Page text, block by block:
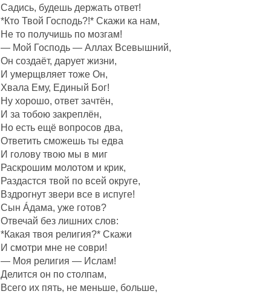
Садись, будешь держать ответ!
*Кто Твой Господь?!* Скажи ка нам,
Не то получишь по мозгам!
— Мой Господь — Аллах Всевышний,
Он создаëт, дарует жизни,
И умерщвляет тоже Он,
Хвала Ему, Единый Бог!
Ну хорошо, ответ зачтëн,
И за тобою закреплëн,
Но есть ещё вопросов два,
Ответить сможешь ты едва
И голову твою мы в миг
Раскрошим молотом и крик,
Раздастся твой по всей округе,
Вздрогнут звери все в испуге!
Сын Áдама, уже готов?
Отвечай без лишних слов:
*Какая твоя религия?* Скажи
И смотри мне не соври!
— Моя религия — Ислам!
Делится он по столпам,
Всего их пять, не меньше, больше,